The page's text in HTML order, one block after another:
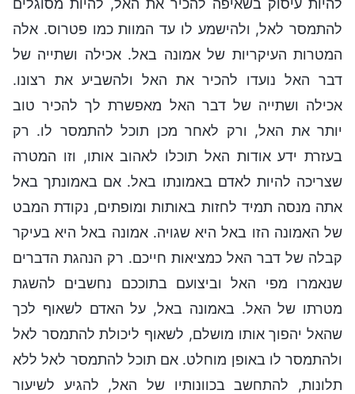
להיות עיסוק בשאיפה להכיר את האל, להיות מסוגלים
להתמסר לאל, ולהישמע לו עד המוות כמו פטרוס. אלה
המטרות העיקריות של אמונה באל. אכילה ושתייה של
דבר האל נועדו להכיר את האל ולהשביע את רצונו.
אכילה ושתייה של דבר האל מאפשרת לך להכיר טוב
יותר את האל, ורק לאחר מכן תוכל להתמסר לו. רק
בעזרת ידע אודות האל תוכלו לאהוב אותו, וזו המטרה
שצריכה להיות לאדם באמונתו באל. אם באמונתך באל
אתה מנסה תמיד לחזות באותות ומופתים, נקודת המבט
של האמונה הזו באל היא שגויה. אמונה באל היא בעיקר
קבלה של דבר האל כמציאות חייכם. רק הנהגת הדברים
שנאמרו מפי האל וביצועם בתוככם נחשבים להשגת
מטרתו של האל. באמונה באל, על האדם לשאוף לכך
שהאל יהפוך אותו מושלם, לשאוף ליכולת להתמסר לאל
ולהתמסר לו באופן מוחלט. אם תוכל להתמסר לאל ללא
תלונות, להתחשב בכוונותיו של האל, להגיע לשיעור